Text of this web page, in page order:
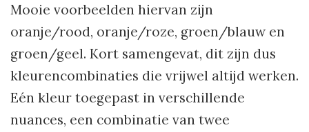
Mooie voorbeelden hiervan zijn
oranje/rood, oranje/roze, groen/blauw en
groen/geel. Kort samengevat, dit zijn dus
kleurencombinaties die vrijwel altijd werken.
Eén kleur toegepast in verschillende
nuances, een combinatie van twee